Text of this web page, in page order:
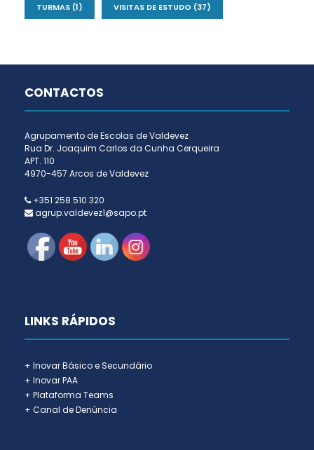
TURMAS (1) VISITAS DE ESTUDO (37)
CONTACTOS
Agrupamento de Escolas de Valdevez
Rua Dr. Joaquim Carlos da Cunha Cerqueira
APT. 110
4970-457 Arcos de Valdevez
+351 258 510 320
agrup.valdevez1@sapo.pt
LINKS RÁPIDOS
+ Inovar Básico e Secundário
+ Inovar PAA
+ Plataforma Teams
+ Canal de Denúncia